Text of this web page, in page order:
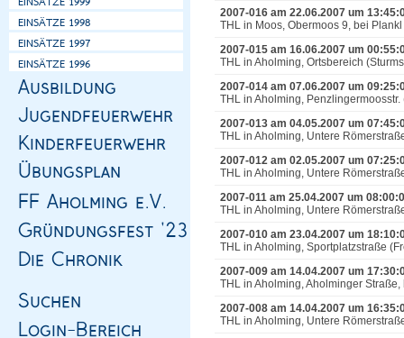
2007-016 am 22.06.2007 um
THL in Moos, Obermoos 9, bei
2007-015 am 16.06.2007 um
THL in Aholming, Ortsbereich
2007-014 am 07.06.2007 um
THL in Aholming,
2007-013 am 04.05.2007 um
THL in Aholming, Untere
2007-012 am 02.05.2007 um
THL in Aholming, Untere
2007-011 am 25.04.2007 um
THL in Aholming, Untere
2007-010 am 23.04.2007 um
THL in Aholming, Sportplatzstraße
2007-009 am 14.04.2007 um
THL in Aholming, Aholminger
2007-008 am 14.04.2007 um
THL in Aholming, Untere